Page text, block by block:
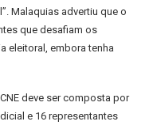
Malaquias advertiu que o
que desafiam os
eleitoral, embora tenha
deve ser composta por
e 16 representantes